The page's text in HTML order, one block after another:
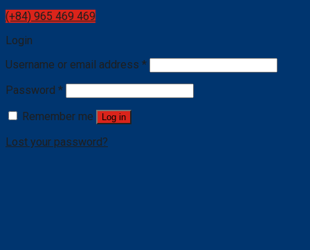
(+84) 965 469 469
Login
Username or email address *
Password *
Remember me
Log in
Lost your password?